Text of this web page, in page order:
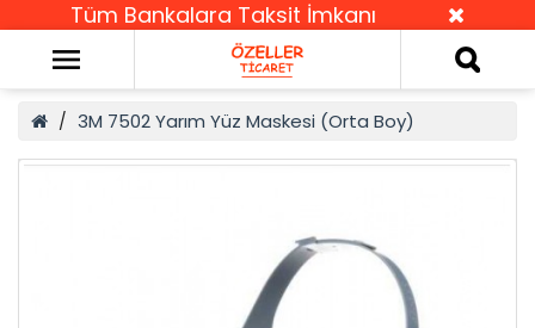
Tüm Bankalara Taksit İmkanı
3M 7502 Yarım Yüz Maskesi (Orta Boy)